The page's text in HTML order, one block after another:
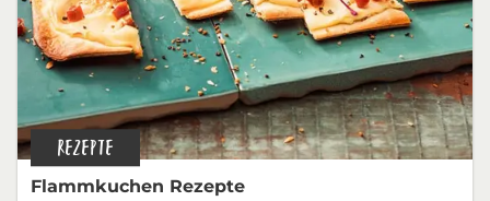
REZEPTE
Flammkuchen Rezepte